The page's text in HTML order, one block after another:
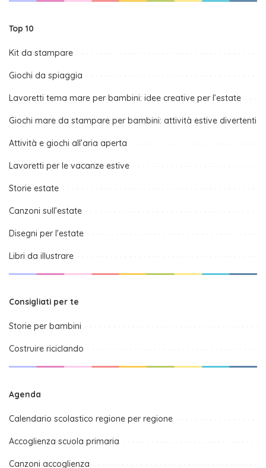
Top 10
Kit da stampare
Giochi da spiaggia
Lavoretti tema mare per bambini: idee creative per l’estate
Giochi mare da stampare per bambini: attività estive divertenti
Attività e giochi all’aria aperta
Lavoretti per le vacanze estive
Storie estate
Canzoni sull’estate
Disegni per l’estate
Libri da illustrare
Consigliati per te
Storie per bambini
Costruire riciclando
Agenda
Calendario scolastico regione per regione
Accoglienza scuola primaria
Canzoni accoglienza